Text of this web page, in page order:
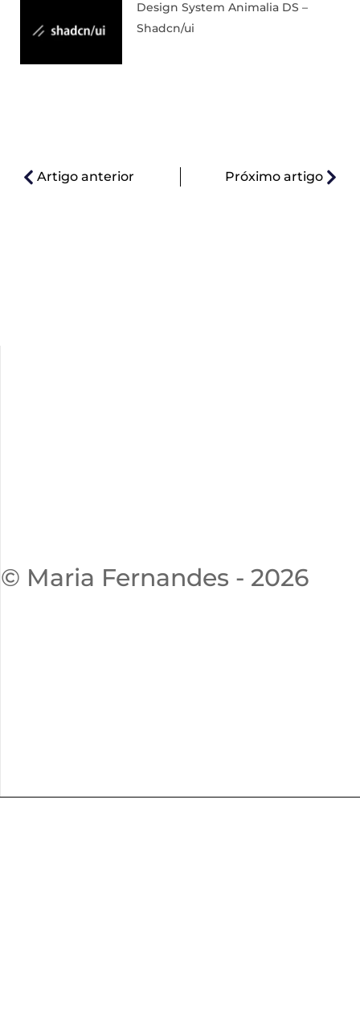
Design System Animalia DS –
Shadcn/ui
Artigo anterior Próximo artigo
© Maria Fernandes - 2026